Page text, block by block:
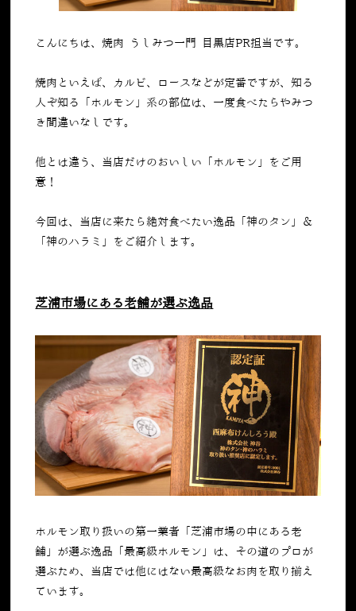
こんにちは、焼肉 うしみつ一門 目黒店PR担当です。
焼肉といえば、カルビ、ロースなどが定番ですが、知る
人ぞ知る「ホルモン」系の部位は、一度食べたらやみつ
き間違いなしです。
他とは違う、当店だけのおいしい「ホルモン」をご用
意！
今回は、当店に来たら絶対食べたい逸品「神のタン」＆
「神のハラミ」をご紹介します。
芝浦市場にある老舗が選ぶ逸品
ホルモン取り扱いの第一業者「芝浦市場の中にある老
舗」が選ぶ逸品「最高級ホルモン」は、その道のプロが
選ぶため、当店では他にはない最高級なお肉を取り揃え
ています。